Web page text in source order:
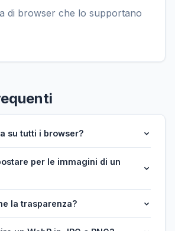
di browser che lo supportano
su tutti i browser?
per le immagini di un
la trasparenza?